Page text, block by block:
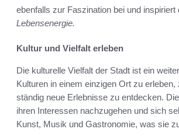
ebenfalls zur Faszination bei und inspiriert
Lebensenergie.
Kultur und Vielfalt erleben
Die kulturelle Vielfalt der Stadt ist ein
Kulturen in einem einzigen Ort zu
ständig neue Erlebnisse zu entdecken.
ihren Interessen nachzugehen und sich
Kunst, Musik und Gastronomie, was sie